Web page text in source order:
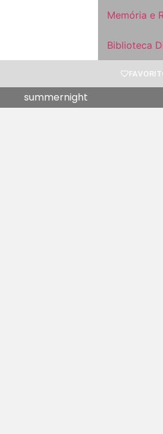
Memória e
Biblioteca
summernight